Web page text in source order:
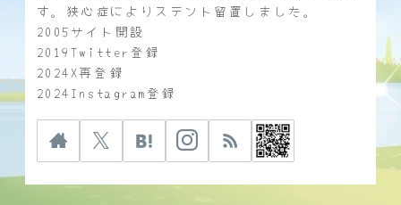
す。狭心症によりステント留置しました。
2005サイト開設
2019Twitter登録
2024X再登録
2024Instagram登録